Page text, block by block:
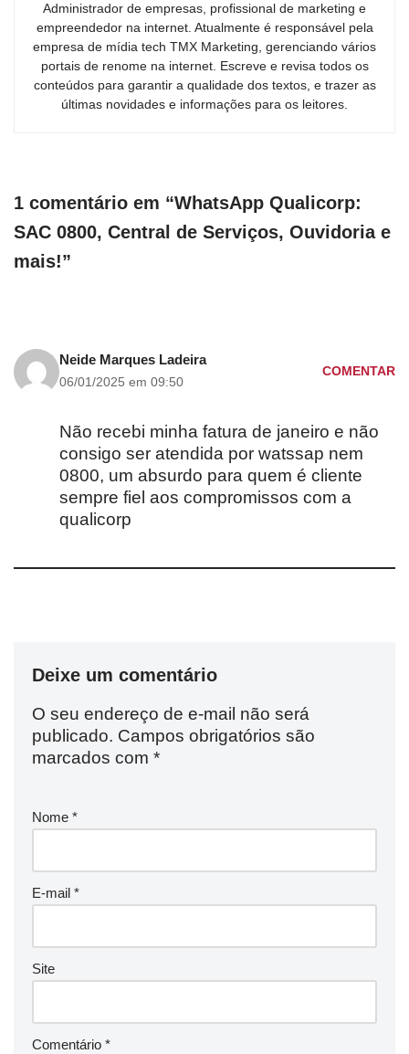
Administrador de empresas, profissional de marketing e
empreendedor na internet. Atualmente é responsável pela
empresa de mídia tech TMX Marketing, gerenciando vários
portais de renome na internet. Escreve e revisa todos os
conteúdos para garantir a qualidade dos textos, e trazer as
últimas novidades e informações para os leitores.
1 comentário em “WhatsApp Qualicorp:
SAC 0800, Central de Serviços, Ouvidoria e
mais!”
Neide Marques Ladeira
06/01/2025 em 09:50
COMENTAR
Não recebi minha fatura de janeiro e não
consigo ser atendida por watssap nem
0800, um absurdo para quem é cliente
sempre fiel aos compromissos com a
qualicorp
Deixe um comentário
O seu endereço de e-mail não será
publicado. Campos obrigatórios são
marcados com *
Nome *
E-mail *
Site
Comentário *